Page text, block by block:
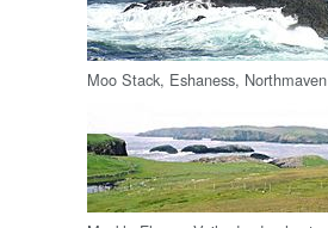
Moo Stack, Eshaness, Northmaven